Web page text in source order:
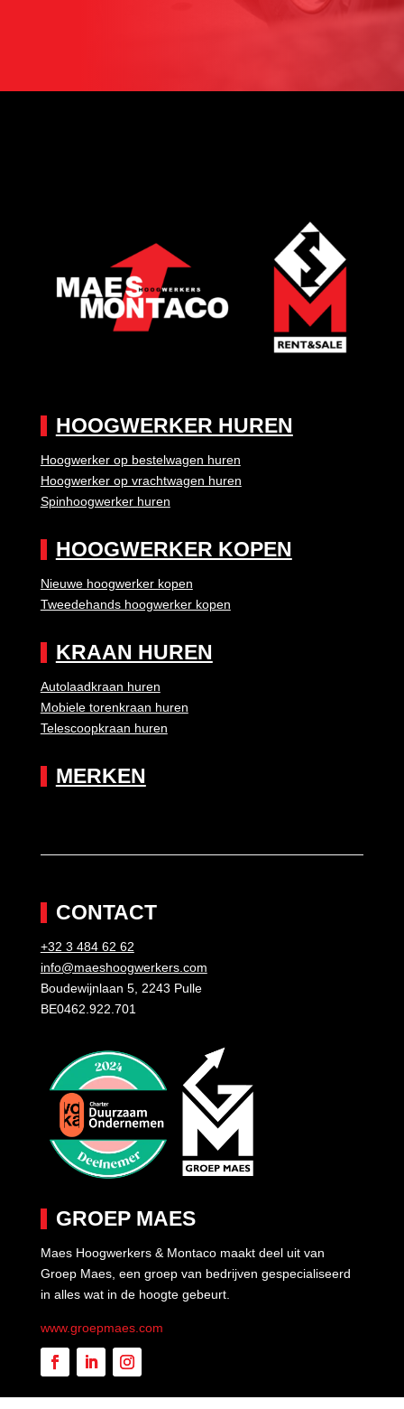
HOOGWERKER HUREN
Hoogwerker op bestelwagen huren
Hoogwerker op vrachtwagen huren
Spinhoogwerker huren
HOOGWERKER KOPEN
Nieuwe hoogwerker kopen
Tweedehands hoogwerker kopen
KRAAN HUREN
Autolaadkraan huren
Mobiele torenkraan huren
Telescoopkraan huren
MERKEN
CONTACT
+32 3 484 62 62
info@maeshoogwerkers.com
Boudewijnlaan 5, 2243 Pulle
BE0462.922.701
GROEP MAES
Maes Hoogwerkers & Montaco maakt deel uit van
Groep Maes, een groep van bedrijven gespecialiseerd
in alles wat in de hoogte gebeurt.
www.groepmaes.com